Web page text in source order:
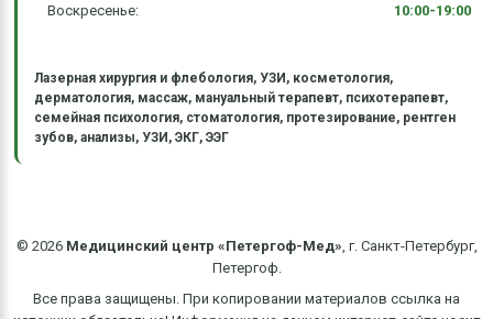
Воскресенье:
10:00-19:00
Лазерная хирургия и флебология, УЗИ, косметология,
дерматология, массаж, мануальный терапевт, психотерапевт,
семейная психология, стоматология, протезирование, рентген
зубов, анализы, УЗИ, ЭКГ, ЭЭГ
© 2026 Медицинский центр «Петергоф-Мед», г. Санкт-Петербург,
Петергоф.
Все права защищены. При копировании материалов ссылка на